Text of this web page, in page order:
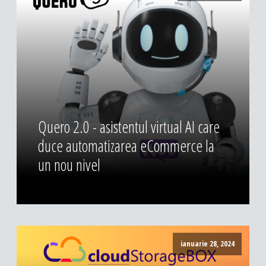
Quero 2.0 - asistentul virtual AI care
duce automatizarea eCommerce la
un nou nivel
ianuarie 28, 2024